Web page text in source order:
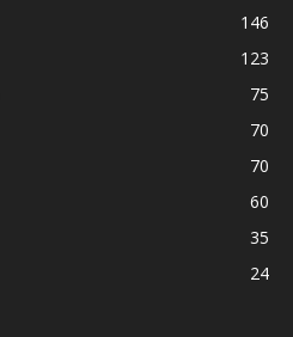
146
123
75
70
70
60
35
24